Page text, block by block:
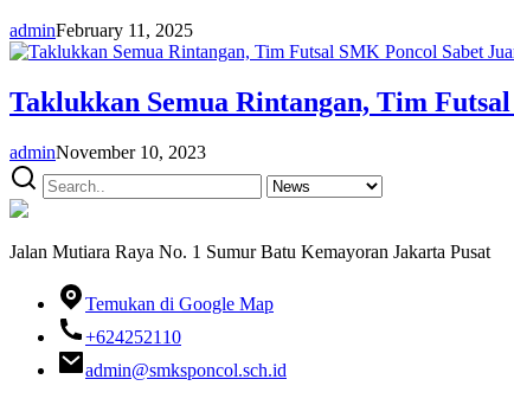
adminFebruary 11, 2025
Taklukkan Semua Rintangan, Tim
adminNovember 10, 2023
Jalan Mutiara Raya No. 1 Sumur Batu Kemayoran Jakarta Pusat
Temukan di Google Map
+624252110
admin@smksponcol.sch.id